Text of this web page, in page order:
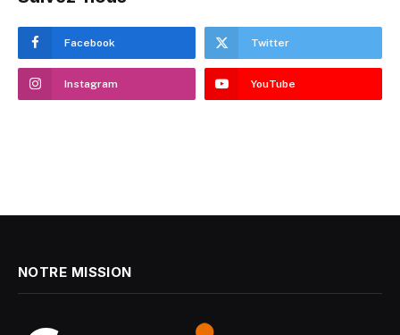
Facebook Twitter
Instagram YouTube
NOTRE MISSION